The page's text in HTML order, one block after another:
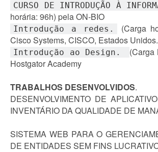
CURSO DE INTRODUÇÃO À
horária: 96h) pela ON-BIO
Introdução a redes.
(Carga
Cisco Systems, CISCO, Estados Unidos.
Introdução ao Design.
(Carga
Hostgator Academy
TRABALHOS DESENVOLVIDOS.
DESENVOLVIMENTO DE
INVENTÁRIO DA QUALIDADE DE
SISTEMA WEB PARA O
DE ENTIDADES SEM FINS